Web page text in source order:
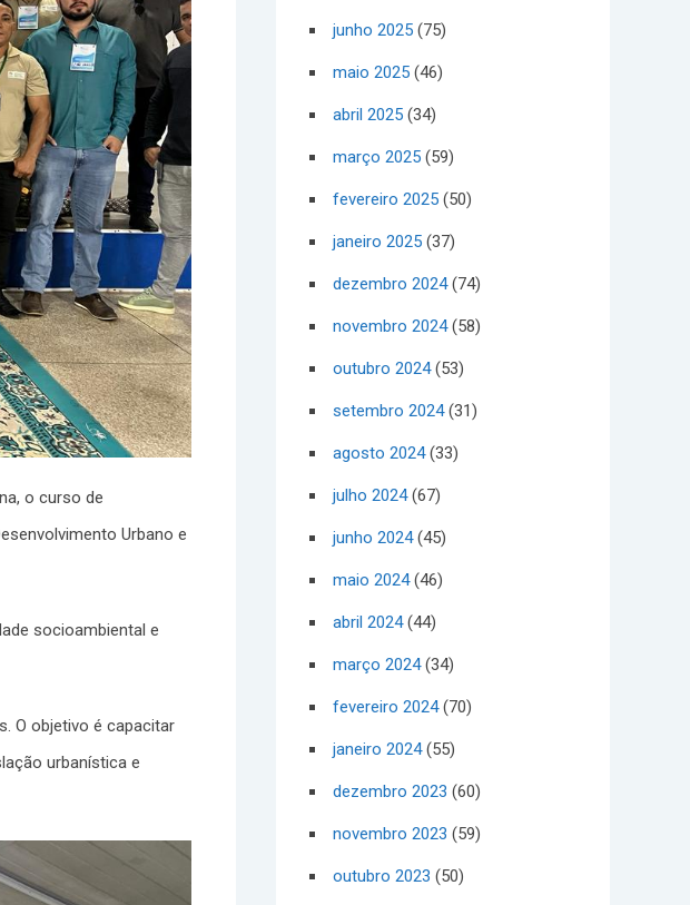
o curso de
Urbano e
socioambiental e
O objetivo é capacitar
urbanística e
junho 2025 (75)
maio 2025 (46)
abril 2025 (34)
março 2025 (59)
fevereiro 2025 (50)
janeiro 2025 (37)
dezembro 2024(74)
novembro 2024(58)
outubro 2024(53)
setembro 2024(31)
agosto 2024(33)
julho 2024(67)
junho 2024(45)
maio 2024(46)
abril 2024(44)
março 2024(34)
fevereiro 2024(70)
janeiro 2024(55)
dezembro 2023 (60)
novembro 2023 (59)
outubro 2023 (50)